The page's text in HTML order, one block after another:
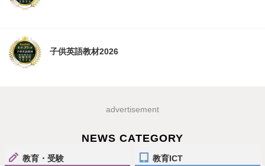
子供英語教材2026
advertisement
NEWS CATEGORY
教育・受験 教育ICT